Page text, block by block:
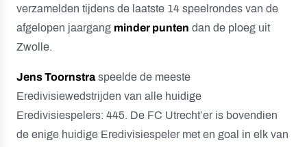
verzamelden tijdens de laatste 14 speelrondes van de
afgelopen jaargang minder punten dan de ploeg uit
Zwolle.
Jens Toornstraspeelde de meeste
Eredivisiewedstrijden van alle huidige
Eredivisiespelers: 445. De FC Utrecht’er is bovendien
de enige huidige Eredivisiespeler met en goal in elk van